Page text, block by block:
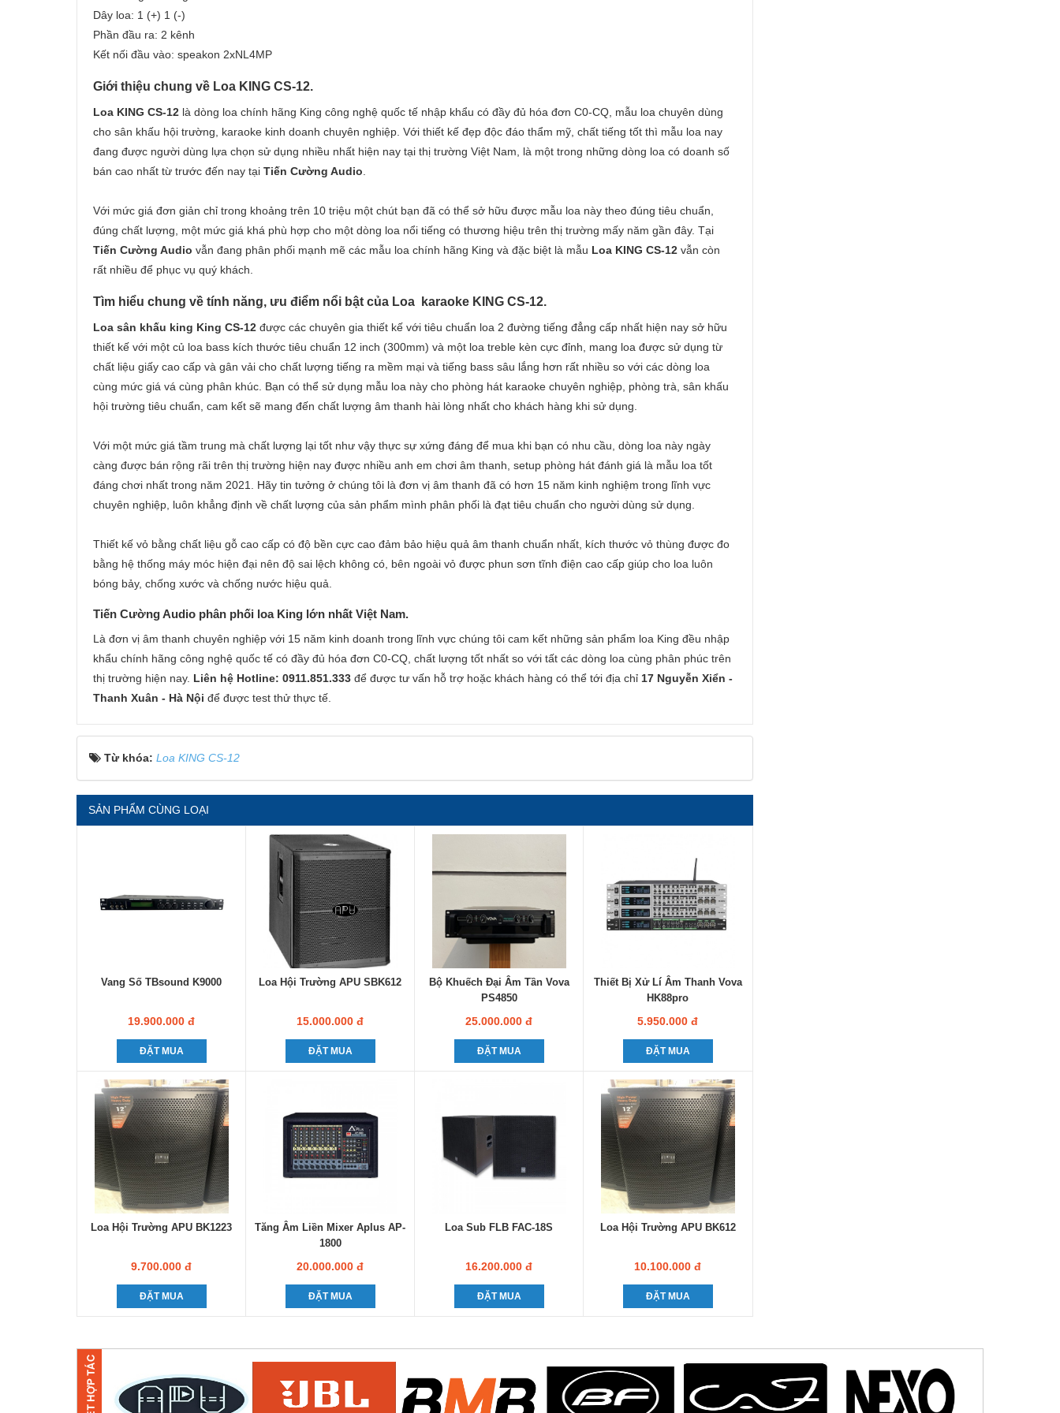
Dây loa: 1 (+) 1 (-)
Phần đầu ra: 2 kênh
Kết nối đầu vào: speakon 2xNL4MP
Giới thiệu chung về Loa KING CS-12.
Loa KING CS-12 là dòng loa chính hãng King công nghệ quốc tế nhập khẩu có đầy đủ hóa đơn C0-CQ, mẫu loa chuyên dùng
cho sân khấu hội trường, karaoke kinh doanh chuyên nghiệp. Với thiết kế đẹp độc đáo thẩm mỹ, chất tiếng tốt thì mẫu loa nay
đang được người dùng lựa chọn sử dụng nhiều nhất hiện nay tại thị trường Việt Nam, là một trong những dòng loa có doanh số
bán cao nhất từ trước đến nay tại Tiến Cường Audio
Với mức giá đơn giản chỉ trong khoảng trên 10 triệu một chút bạn đã có thể sở hữu được mẫu loa này theo đúng tiêu chuẩn,
đúng chất lượng, một mức giá khá phù hợp cho một dòng loa nổi tiếng có thương hiệu trên thị trường mấy năm gần đây. Tại
Tiến Cường Audio vẫn đang phân phối mạnh mẽ các mẫu loa chính hãng King và đặc biệt là mẫu Loa KING CS-12 vẫn còn
rất nhiều để phục vụ quý khách.
Tìm hiểu chung về tính năng, ưu điểm nổi bật của Loa karaoke KING CS-12.
Loa sân khấu king King CS-12 được các chuyên gia thiết kế với tiêu chuẩn loa 2 đường tiếng đẳng cấp nhất hiện nay sở hữu
thiết kế với một củ loa bass kích thước tiêu chuẩn 12 inch (300mm) và một loa treble kèn cực đỉnh, mang loa được sử dụng từ
chất liệu giấy cao cấp và gân vải cho chất lượng tiếng ra mềm mại và tiếng bass sâu lắng hơn rất nhiều so với các dòng loa
cùng mức giá vá cùng phân khúc. Bạn có thể sử dụng mẫu loa này cho phòng hát karaoke chuyên nghiệp, phòng trà, sân khấu
hội trường tiêu chuẩn, cam kết sẽ mang đến chất lượng âm thanh hài lòng nhất cho khách hàng khi sử dụng.
Với một mức giá tầm trung mà chất lượng lại tốt như vậy thực sự xứng đáng để mua khi bạn có nhu cầu, dòng loa này ngày
càng được bán rộng rãi trên thị trường hiện nay được nhiều anh em chơi âm thanh, setup phòng hát đánh giá là mẫu loa tốt
đáng chơi nhất trong năm 2021. Hãy tin tưởng ở chúng tôi là đơn vị âm thanh đã có hơn 15 năm kinh nghiệm trong lĩnh vực
chuyên nghiệp, luôn khẳng định về chất lượng của sản phẩm mình phân phối là đạt tiêu chuẩn cho người dùng sử dụng.
Thiết kế vỏ bằng chất liệu gỗ cao cấp có độ bền cực cao đảm bảo hiệu quả âm thanh chuẩn nhất, kích thước vỏ thùng được đo
bằng hệ thống máy móc hiện đại nên độ sai lệch không có, bên ngoài vỏ được phun sơn tĩnh điện cao cấp giúp cho loa luôn
bóng bảy, chống xước và chống nước hiệu quả.
Tiến Cường Audio phân phối loa King lớn nhất Việt Nam.
Là đơn vị âm thanh chuyên nghiệp với 15 năm kinh doanh trong lĩnh vực chúng tôi cam kết những sản phẩm loa King đều nhập
khẩu chính hãng công nghệ quốc tế có đầy đủ hóa đơn C0-CQ, chất lượng tốt nhất so với tất các dòng loa cùng phân phúc trên
thị trường hiện nay. Liên hệ Hotline: 0911.851.333 để được tư vấn hỗ trợ hoặc khách hàng có thể tới địa chỉ 17 Nguyễn Xiển -
Thanh Xuân - Hà Nội để được test thử thực tế.
Từ khóa: Loa KING CS-12
SẢN PHẨM CÙNG LOẠI
Vang Số TBsound K9000
19.900.000 đ
ĐẶT MUA
Loa Hội Trường APU SBK612
15.000.000 đ
ĐẶT MUA
Bộ Khuếch Đại Âm Tần Vova
PS4850
25.000.000 đ
ĐẶT MUA
Thiết Bị Xử Lí Âm Thanh Vova
HK88pro
5.950.000 đ
ĐẶT MUA
Loa Hội Trường APU BK1223
9.700.000 đ
ĐẶT MUA
Tăng Âm Liền Mixer Aplus AP-
1800
20.000.000 đ
ĐẶT MUA
Loa Sub FLB FAC-18S
16.200.000 đ
ĐẶT MUA
Loa Hội Trường APU BK612
10.100.000 đ
ĐẶT MUA